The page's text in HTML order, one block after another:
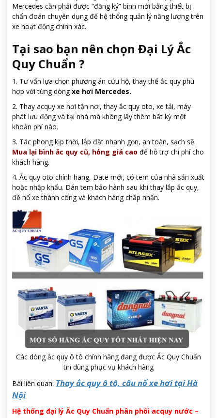
Mercedes cần phải được “đăng ký” bình mới bằng thiết bị
chẩn đoán chuyên dụng để hệ thống quản lý năng lượng trên
xe hoạt động chính xác.
Tại sao bạn nên chọn Đại Lý Ắc
Quy Chuẩn ?
1. Tư vấn lựa chọn phương án cứu hộ, thay thế ắc quy phù
hợp với từng dòng xe hơi Mercedes.
2. Thay acquy xe hơi tận nơi, thay ắc quy oto, xe tải, máy
phát lưu động và tại nhà mà không lấy thêm bất kỳ một
khoản phí nào.
3. Tác phong kịp thời, lắp đặt nhanh gọn, an toàn, sạch sẽ.
Mua lại bình ắc quy cũ, hỏng giá cao để hỗ trợ chi phí cho
khách hàng.
4. Ắc quy oto chính hãng, Date mới, có tem của nhà sản xuất
hoặc nhập khẩu. Dán tem bảo hành sau khi thay lắp ắc quy,
đề nổ xe thành công và khách hàng chấp nhận.
Các dòng ắc quy ô tô chính hãng đang được Ắc Quy Chuẩn
tin dùng phục vụ khách hàng
Bài liên quan: Thay ắc quy ô tô, câu nổ xe hơi tại Hà
Nội
Hệ thống đại lý Ắc Quy Chuẩn phân phối acquy nước –